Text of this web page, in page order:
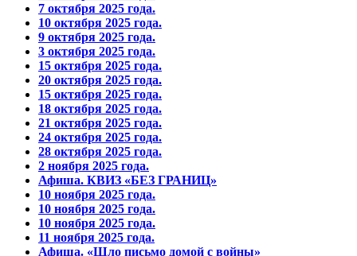
7 октября 2025 года.
10 октября 2025 года.
9 октября 2025 года.
3 октября 2025 года.
15 октября 2025 года.
20 октября 2025 года.
15 октября 2025 года.
18 октября 2025 года.
21 октября 2025 года.
24 октября 2025 года.
28 октября 2025 года.
2 ноября 2025 года.
Афиша. КВИЗ «БЕЗ ГРАНИЦ»
10 ноября 2025 года.
10 ноября 2025 года.
10 ноября 2025 года.
11 ноября 2025 года.
Афиша. «Шло письмо домой с войны»